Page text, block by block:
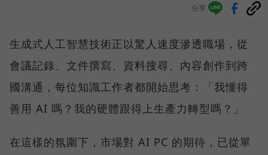
分享
生成式人工智慧技術正以驚人速度滲透職場，從
會議記錄、文件撰寫、資料搜尋、內容創作到跨
國溝通，每位知識工作者都開始思考：「我懂得
善用 AI 嗎？我的硬體跟得上生產力轉型嗎？」
在這樣的氛圍下，市場對 AI PC 的期待，已從單